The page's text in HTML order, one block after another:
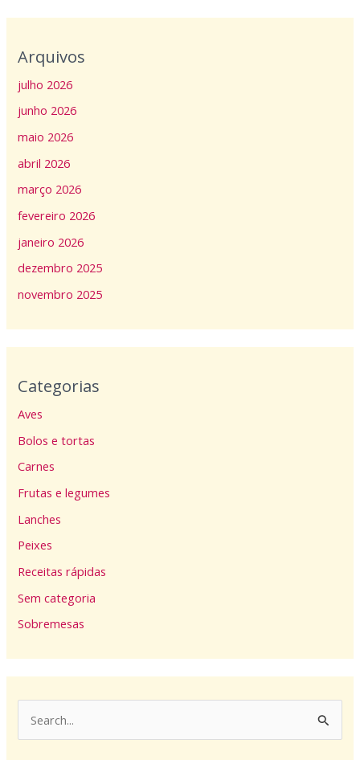
Arquivos
julho 2026
junho 2026
maio 2026
abril 2026
março 2026
fevereiro 2026
janeiro 2026
dezembro 2025
novembro 2025
Categorias
Aves
Bolos e tortas
Carnes
Frutas e legumes
Lanches
Peixes
Receitas rápidas
Sem categoria
Sobremesas